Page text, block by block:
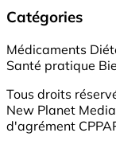
Catégories
Médicaments
Santé pratique
Tous droits
New Planet
d'agrément